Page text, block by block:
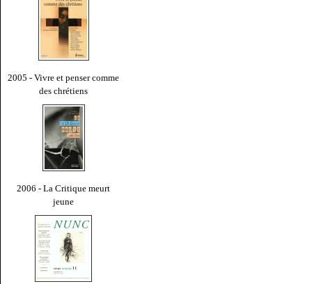
2005 - Vivre et penser comme
des chrétiens
2006 - La Critique meurt
jeune